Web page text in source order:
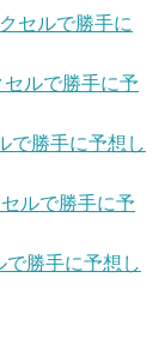
セルで勝手に
ルで勝手に予
で勝手に予想し
ルで勝手に予
で勝手に予想し